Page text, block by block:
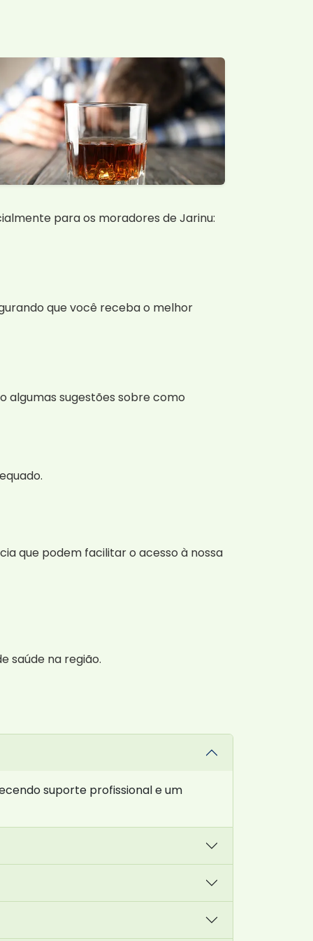
para os moradores de Jarinu:
que você receba o melhor
algumas sugestões sobre como
que podem facilitar o acesso à nossa
saúde na região.
suporte profissional e um